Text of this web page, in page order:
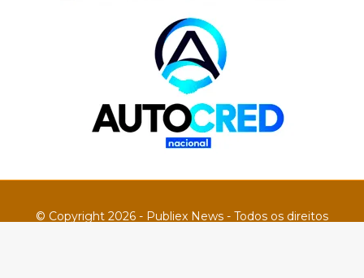
© Copyright 2026 - Publiex News - Todos os direitos